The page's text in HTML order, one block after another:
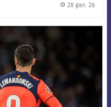
28 gen. 26